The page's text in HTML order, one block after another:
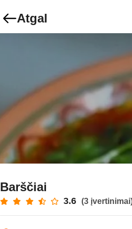
Atgal
Barščiai
3.6 (3